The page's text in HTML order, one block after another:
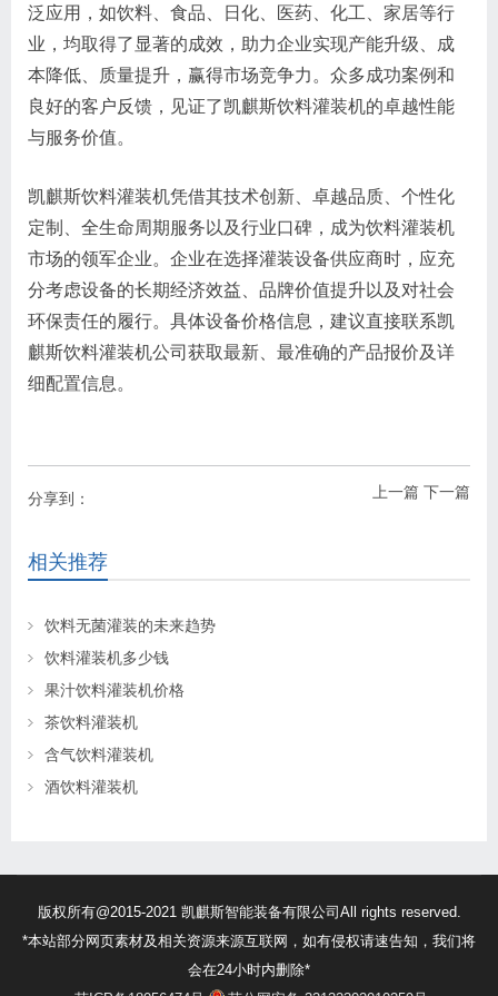
泛应用，如饮料、食品、日化、医药、化工、家居等行
业，均取得了显著的成效，助力企业实现产能升级、成
本降低、质量提升，赢得市场竞争力。众多成功案例和
良好的客户反馈，见证了凯麒斯饮料灌装机的卓越性能
与服务价值。
凯麒斯饮料灌装机凭借其技术创新、卓越品质、个性化
定制、全生命周期服务以及行业口碑，成为饮料灌装机
市场的领军企业。企业在选择灌装设备供应商时，应充
分考虑设备的长期经济效益、品牌价值提升以及对社会
环保责任的履行。具体设备价格信息，建议直接联系凯
麒斯饮料灌装机公司获取最新、最准确的产品报价及详
细配置信息。
上一篇 下一篇
分享到：
相关推荐
饮料无菌灌装的未来趋势
饮料灌装机多少钱
果汁饮料灌装机价格
茶饮料灌装机
含气饮料灌装机
酒饮料灌装机
版权所有@2015-2021 凯麒斯智能装备有限公司All rights reserved.
*本站部分网页素材及相关资源来源互联网，如有侵权请速告知，我们将
会在24小时内删除*